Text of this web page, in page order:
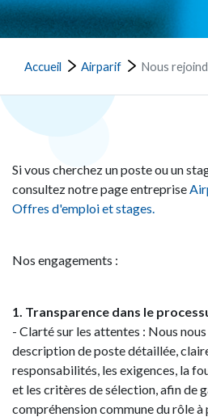
Accueil Airparif Nous
Si vous cherchez un poste ou un
consultez notre page entreprise
Offres d'emploi et stages.
Nos engagements :
1. Transparence dans le
- Clarté sur les attentes : Nous
description de poste détaillée,
responsabilités, les exigences, la
et les critères de sélection, afin de
compréhension commune du rôle à